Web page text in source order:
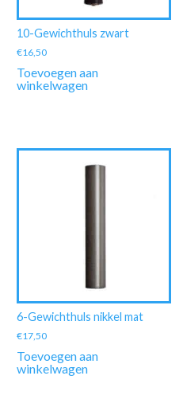
10-Gewichthuls zwart
€16,50
Toevoegen aan
winkelwagen
6-Gewichthuls nikkel mat
€17,50
Toevoegen aan
winkelwagen